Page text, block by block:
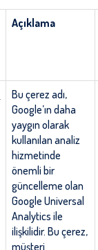
Açıklama
Bu çerez adı,
Google’ın daha
yaygın olarak
kullanılan analiz
hizmetinde
önemli bir
güncelleme olan
Google Universal
Analytics ile
ilişkilidir. Bu çerez,
müşteri